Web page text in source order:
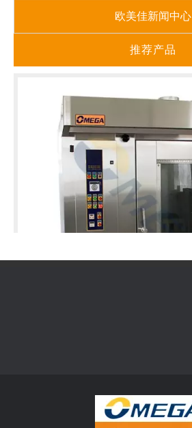
欧美佳新闻中心
推荐产品